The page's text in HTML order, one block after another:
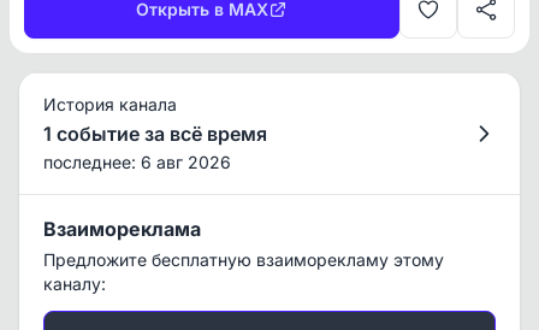
Открыть в MAX
История канала
1 событие за всё время
последнее: 6 авг 2026
Взаимореклама
Предложите бесплатную взаиморекламу этому
каналу: